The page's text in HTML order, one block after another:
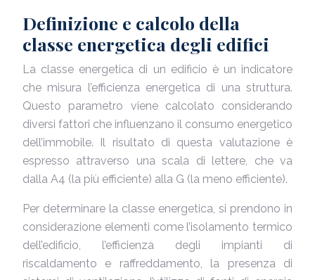
Definizione e calcolo della
classe energetica degli edifici
La classe energetica di un edificio è un indicatore
che misura l’efficienza energetica di una struttura.
Questo parametro viene calcolato considerando
diversi fattori che influenzano il consumo energetico
dell’immobile. Il risultato di questa valutazione è
espresso attraverso una scala di lettere, che va
dalla A4 (la più efficiente) alla G (la meno efficiente).
Per determinare la classe energetica, si prendono in
considerazione elementi come l’isolamento termico
dell’edificio, l’efficienza degli impianti di
riscaldamento e raffreddamento, la presenza di